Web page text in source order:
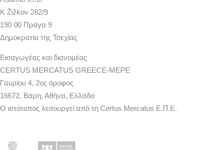
K Žižkov 282/9
190 00 Πράγα 9
Δημοκρατία της Τσεχίας
Εισαγωγέας και διανομέας
CERTUS MERCATUS GREECE-MEPE
Γαυρίου 4, 2ος όροφος
16672, Βάρη, Αθήνα, Ελλάδα
Ο ιστότοπος λειτουργεί από τη Certus Mercatus Ε.Π.Ε.